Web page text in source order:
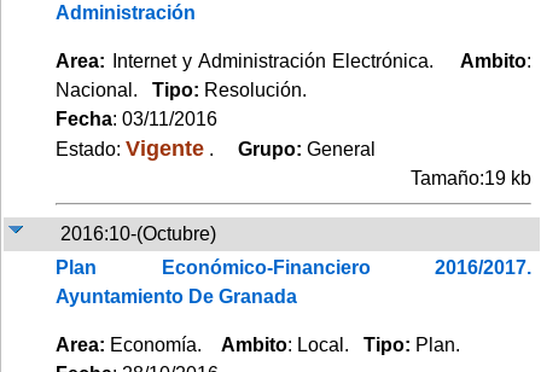
Administración
Area: Internet y Administración Electrónica. Ambito:
Nacional. Tipo: Resolución.
Fecha: 03/11/2016
Estado: Vigente . Grupo: General
Tamaño:19 kb
2016:10-(Octubre)
Plan Económico-Financiero 2016/2017.
Ayuntamiento De Granada
Area: Economía. Ambito: Local. Tipo: Plan.